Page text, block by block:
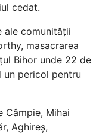
cedat.
ale comunității
masacrarea
Bihor unde 22 de
pericol pentru
Câmpie, Mihai
Aghireș,